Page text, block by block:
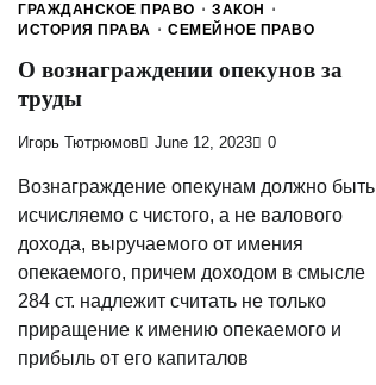
ГРАЖДАНСКОЕ ПРАВО
ЗАКОН
ИСТОРИЯ ПРАВА
СЕМЕЙНОЕ ПРАВО
О вознаграждении опекунов за
труды
Игорь Тютрюмов June 12, 2023 0
Вознаграждение опекунам должно быть
исчисляемо с чистого, а не валового
дохода, выручаемого от имения
опекаемого, причем доходом в смысле
284 ст. надлежит считать не только
приращение к имению опекаемого и
прибыль от его капиталов